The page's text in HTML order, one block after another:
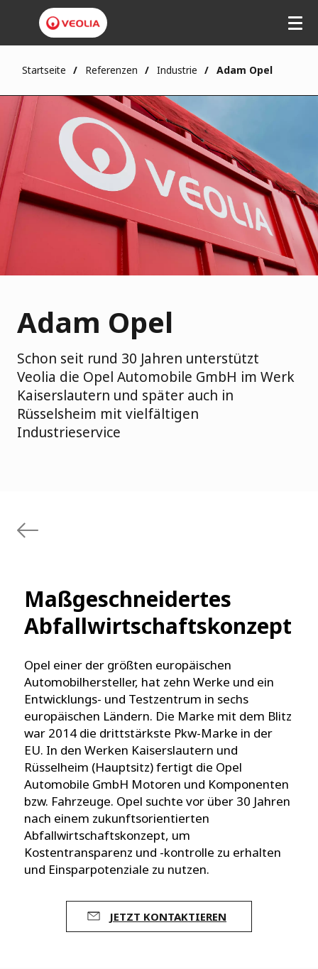
Startseite Referenzen Industrie Adam Opel
Adam Opel
Schon seit rund 30 Jahren unterstützt
Veolia die Opel Automobile GmbH im Werk
Kaiserslautern und später auch in
Rüsselsheim mit vielfältigen
Industrieservice
Maßgeschneidertes
Abfallwirtschaftskonzept
Opel einer der größten europäischen
Automobilhersteller, hat zehn Werke und ein
Entwicklungs- und Testzentrum in sechs
europäischen Ländern. Die Marke mit dem Blitz
war 2014 die drittstärkste Pkw-Marke in der
EU. In den Werken Kaiserslautern und
Rüsselheim (Hauptsitz) fertigt die Opel
Automobile GmbH Motoren und Komponenten
bzw. Fahrzeuge. Opel suchte vor über 30 Jahren
nach einem zukunftsorientierten
Abfallwirtschaftskonzept, um
Kostentransparenz und -kontrolle zu erhalten
und Einsparpotenziale zu nutzen.
JETZT KONTAKTIEREN